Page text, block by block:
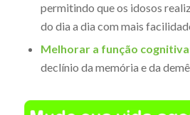
permitindo que os idosos
do dia a dia com mais
Melhorar a função
declínio da memória e da